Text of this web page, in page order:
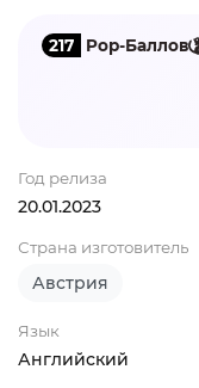
217 Pop-Баллов
Год релиза
20.01.2023
Страна изготовитель
Австрия
Язык
Английский